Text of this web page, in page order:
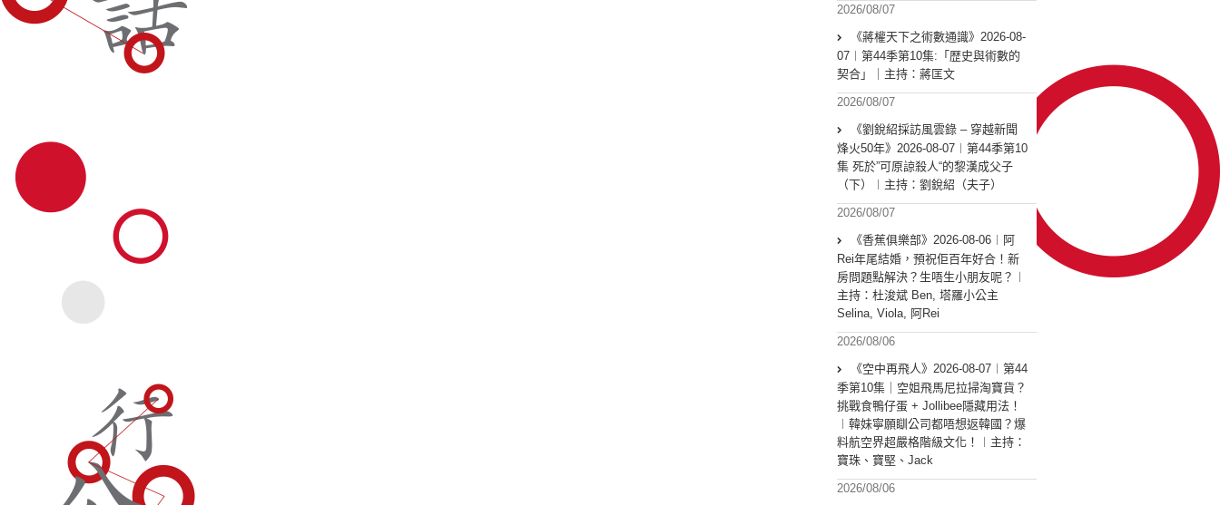
2026/08/07
《蔣權天下之術數通識》2026-08-
07︱第44季第10集:「歴史與術數的
契合」｜主持：蔣匡文
2026/08/07
《劉銳紹採訪風雲錄 – 穿越新聞
烽火50年》2026-08-07︱第44季第10
集 死於”可原諒殺人“的黎漢成父子
（下）︱主持：劉銳紹（夫子）
2026/08/07
《香蕉俱樂部》2026-08-06︱阿
Rei年尾結婚，預祝佢百年好合！新
房問題點解決？生唔生小朋友呢？︱
主持：杜浚斌 Ben, 塔羅小公主
Selina, Viola, 阿Rei
2026/08/06
《空中再飛人》2026-08-07︱第44
季第10集｜空姐飛馬尼拉掃淘寶貨？
挑戰食鴨仔蛋 + Jollibee隱藏用法！
︱韓妹寧願瞓公司都唔想返韓國？爆
料航空界超嚴格階級文化！︱主持：
寶珠、寶堅、Jack
2026/08/06